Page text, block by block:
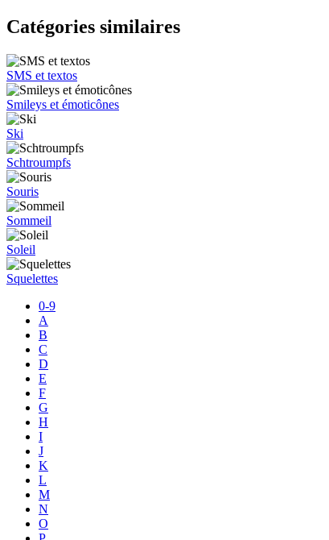
Catégories similaires
SMS et textos
Smileys et émoticônes
Ski
Schtroumpfs
Souris
Sommeil
Soleil
Squelettes
0-9
A
B
C
D
E
F
G
H
I
J
K
L
M
N
O